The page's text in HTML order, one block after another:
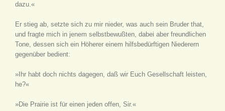
dazu.«
Er stieg ab, setzte sich zu mir nieder, was auch sein Bruder that,
und fragte mich in jenem selbstbewußten, dabei aber freundlichen
Tone, dessen sich ein Höherer einem hilfsbedürftigen Niederern
gegenüber bedient:
»Ihr habt doch nichts dagegen, daß wir Euch Gesellschaft leisten,
he?«
»Die Prairie ist für einen jeden offen, Sir.«